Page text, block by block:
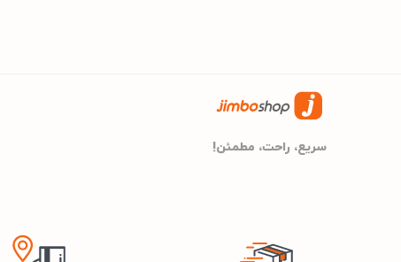
سریع، راحت، مطمئن!